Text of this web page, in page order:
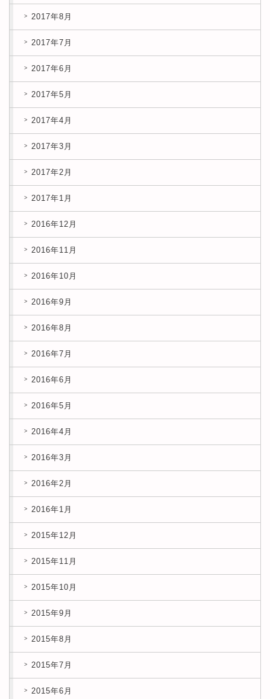
2017年8月
2017年7月
2017年6月
2017年5月
2017年4月
2017年3月
2017年2月
2017年1月
2016年12月
2016年11月
2016年10月
2016年9月
2016年8月
2016年7月
2016年6月
2016年5月
2016年4月
2016年3月
2016年2月
2016年1月
2015年12月
2015年11月
2015年10月
2015年9月
2015年8月
2015年7月
2015年6月